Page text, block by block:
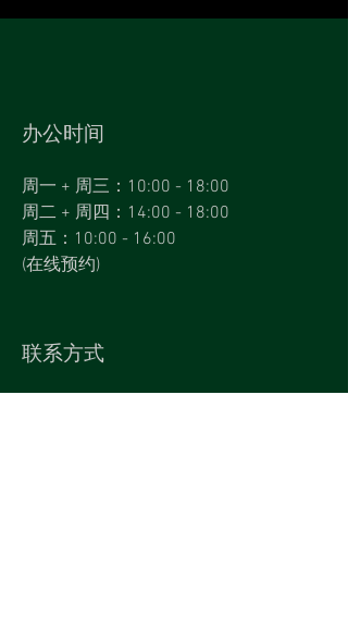
办公时间
周一 + 周三：10:00 - 18:00
周二 + 周四：14:00 - 18:00
周五：10:00 - 16:00
(在线预约)
联系方式